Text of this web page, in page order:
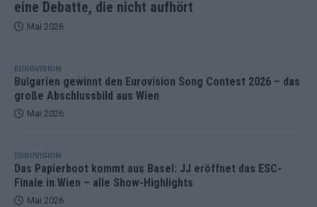
eine Debatte, die nicht aufhört
Mai 2026
EUROVISION
Bulgarien gewinnt den Eurovision Song Contest 2026 – das
große Abschlussbild aus Wien
Mai 2026
EUROVISION
Das Papierboot kommt aus Basel: JJ eröffnet das ESC-
Finale in Wien – alle Show-Highlights
Mai 2026